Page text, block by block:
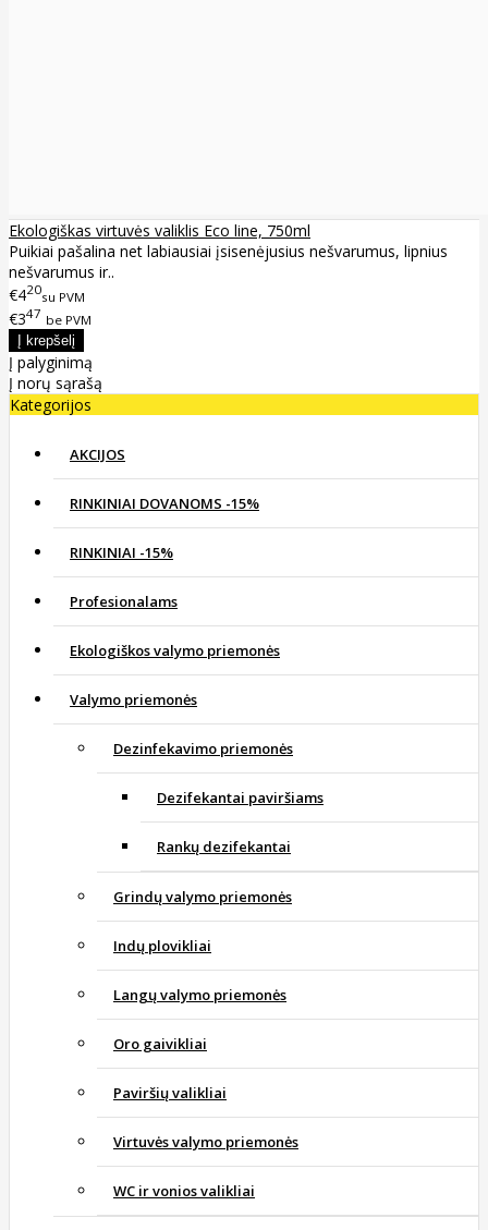
Ekologiškas virtuvės valiklis Eco line, 750ml
Puikiai pašalina net labiausiai įsisenėjusius nešvarumus, lipnius
nešvarumus ir..
€420su PVM
€347 be PVM
Į palyginimą
Į norų sąrašą
Kategorijos
AKCIJOS
RINKINIAI DOVANOMS -15%
RINKINIAI -15%
Profesionalams
Ekologiškos valymo priemonės
Valymo priemonės
Dezinfekavimo priemonės
Dezifekantai paviršiams
Rankų dezifekantai
Grindų valymo priemonės
Indų plovikliai
Langų valymo priemonės
Oro gaivikliai
Paviršių valikliai
Virtuvės valymo priemonės
WC ir vonios valikliai